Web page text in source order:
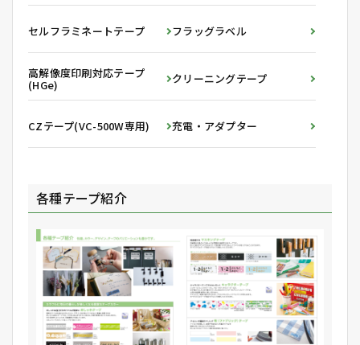
セルフラミネートテープ フラッグラベル
高解像度印刷対応テープ
(HGe) クリーニングテープ
CZテープ(VC-500W専用) 充電・アダプター
各種テープ紹介